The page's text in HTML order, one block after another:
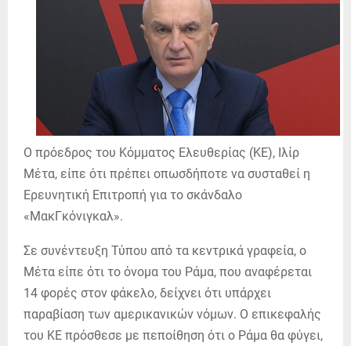
Ο πρόεδρος του Κόμματος Ελευθερίας (ΚΕ), Ιλίρ
Μέτα, είπε ότι πρέπει οπωσδήποτε να συσταθεί η
Ερευνητική Επιτροπή για το σκάνδαλο
«ΜακΓκόνιγκαλ».
Σε συνέντευξη Τύπου από τα κεντρικά γραφεία, ο
Μέτα είπε ότι το όνομα του Ράμα, που αναφέρεται
14 φορές στον φάκελο, δείχνει ότι υπάρχει
παραβίαση των αμερικανικών νόμων. Ο επικεφαλής
του ΚΕ πρόσθεσε με πεποίθηση ότι ο Ράμα θα φύγει,